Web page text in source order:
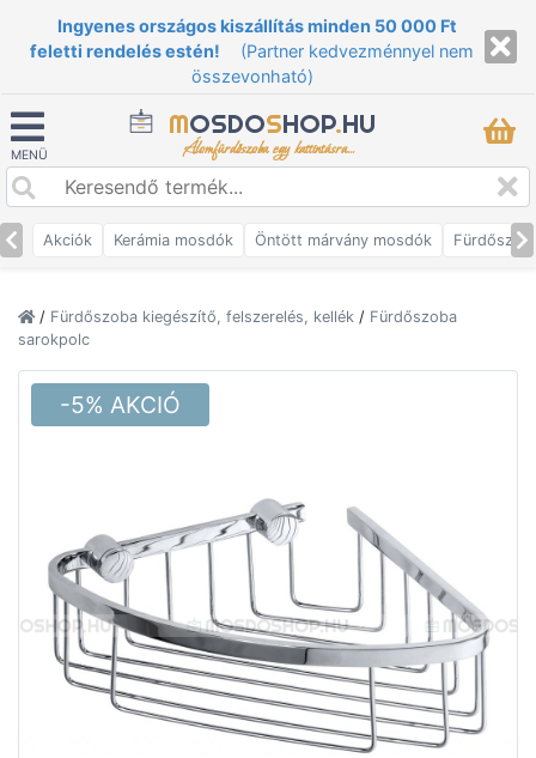
Ingyenes országos kiszállítás minden 50 000 Ft
feletti rendelés estén!
(Partner kedvezménnyel nem
összevonható)
MENÜ
MOSDOSHOP.HU
Álomfürdőszoba egy kattintásra...
Akciók Kerámia mosdók Öntött márvány mosdók
/ Fürdőszoba kiegészítő, felszerelés, kellék / Fürdőszoba
sarokpolc
-5% AKCIÓ